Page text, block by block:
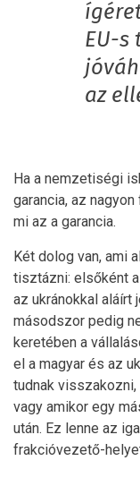
EU-s
az
Ha a nemzetiségi
garancia, az
mi az a garancia.
Két dolog van, ami
tisztázni: elsőként
az ukránokkal aláírt
másodszor pedig
keretében a
el a magyar és az
tudnak
vagy amikor egy
után. Ez lenne az
frakcióvezető-